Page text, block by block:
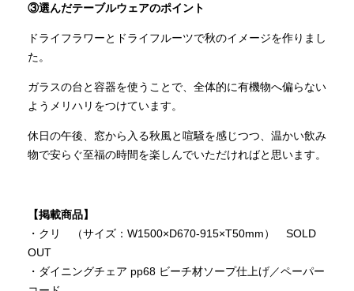
③選んだテーブルウェアのポイント
ドライフラワーとドライフルーツで秋のイメージを作りまし
た。
ガラスの台と容器を使うことで、全体的に有機物へ偏らない
ようメリハリをつけています。
休日の午後、窓から入る秋風と喧騒を感じつつ、温かい飲み
物で安らぐ至福の時間を楽しんでいただければと思います。
【掲載商品】
・クリ （サイズ：W1500×D670-915×T50mm） SOLD
OUT
・ダイニングチェア pp68 ビーチ材ソープ仕上げ／ペーパー